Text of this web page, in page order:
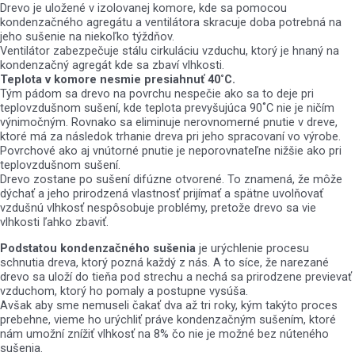
Drevo je uložené v izolovanej komore, kde sa pomocou
kondenzačného agregátu a ventilátora skracuje doba potrebná na
jeho sušenie na niekoľko týždňov.
Ventilátor zabezpečuje stálu cirkuláciu vzduchu, ktorý je hnaný na
kondenzačný agregát kde sa zbaví vlhkosti.
Teplota v komore nesmie presiahnuť 40˚C.
Tým pádom sa drevo na povrchu nespečie ako sa to deje pri
teplovzdušnom sušení, kde teplota prevyšujúca 90˚C nie je ničím
výnimočným. Rovnako sa eliminuje nerovnomerné pnutie v dreve,
ktoré má za následok trhanie dreva pri jeho spracovaní vo výrobe.
Povrchové ako aj vnútorné pnutie je neporovnateľne nižšie ako pri
teplovzdušnom sušení.
Drevo zostane po sušení difúzne otvorené. To znamená, že môže
dýchať a jeho prirodzená vlastnosť prijímať a spätne uvolňovať
vzdušnú vlhkosť nespôsobuje problémy, pretože drevo sa vie
vlhkosti ľahko zbaviť.
Podstatou kondenzačného sušenia je urýchlenie procesu
schnutia dreva, ktorý pozná každý z nás. A to síce, že narezané
drevo sa uloží do tieňa pod strechu a nechá sa prirodzene previevať
vzduchom, ktorý ho pomaly a postupne vysúša.
Avšak aby sme nemuseli čakať dva až tri roky, kým takýto proces
prebehne, vieme ho urýchliť práve kondenzačným sušením, ktoré
nám umožní znížiť vlhkosť na 8% čo nie je možné bez núteného
sušenia.